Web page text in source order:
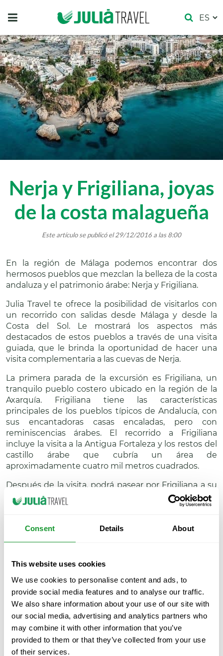
Consent Details About
This website uses cookies
We use cookies to personalise content and ads, to
provide social media features and to analyse our traffic.
We also share information about your use of our site with
our social media, advertising and analytics partners who
may combine it with other information that you’ve
provided to them or that they’ve collected from your use
of their services.
Nerja y Frigiliana, joyas
de la costa malagueña
Este artículo se publicó el 29/12/2016 a las 8:00
En la región de Málaga podemos encontrar dos
hermosos pueblos que mezclan la belleza de la costa
andaluza y el patrimonio árabe: Nerja y Frigiliana.
Julia Travel te ofrece la posibilidad de visitarlos con
un recorrido con salidas desde Málaga y desde la
Costa del Sol. Le mostrará los aspectos más
destacados de estos pueblos a través de una visita
guiada, que le brinda la oportunidad de hacer una
visita complementaria a las cuevas de Nerja.
La primera parada de la excursión es Frigiliana, un
tranquilo pueblo costero ubicado en la región de la
Axarquía. Frigiliana tiene las características
principales de los pueblos típicos de Andalucía, con
sus encantadoras casas encaladas, pero con
reminiscencias árabes. El recorrido a Frigiliana
incluye la visita a la Antigua Fortaleza y los restos del
castillo árabe que cubría un área de
aproximadamente cuatro mil metros cuadrados.
Después de la visita, podrá pasear por Frigiliana a su
propio ritmo y podrá comprar productos típicos de
esta zona, como cerámica, vino dulce o verduras de
pescadores destaca por su famosa cueva, una de las
más grandes de Andalucía.
Al igual que la visita a Frigiliana, incluye la posibilidad
de disfrutar del tiempo libre en el que puede
perderse por las calles y visitar los bares de tapas
donde puede degustar las típicas anchoas,
‘puntillitas’, ‘patatillas en miel’. ) o ‘salmonetillos’
(salmonete), entre otras delicias de la zona.